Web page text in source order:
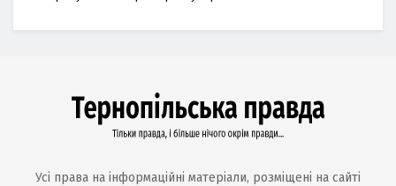
Усі права на інформаційні матеріали, розміщені на сайті